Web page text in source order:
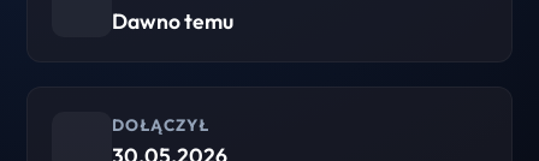
Dawno temu
DOŁĄCZYŁ